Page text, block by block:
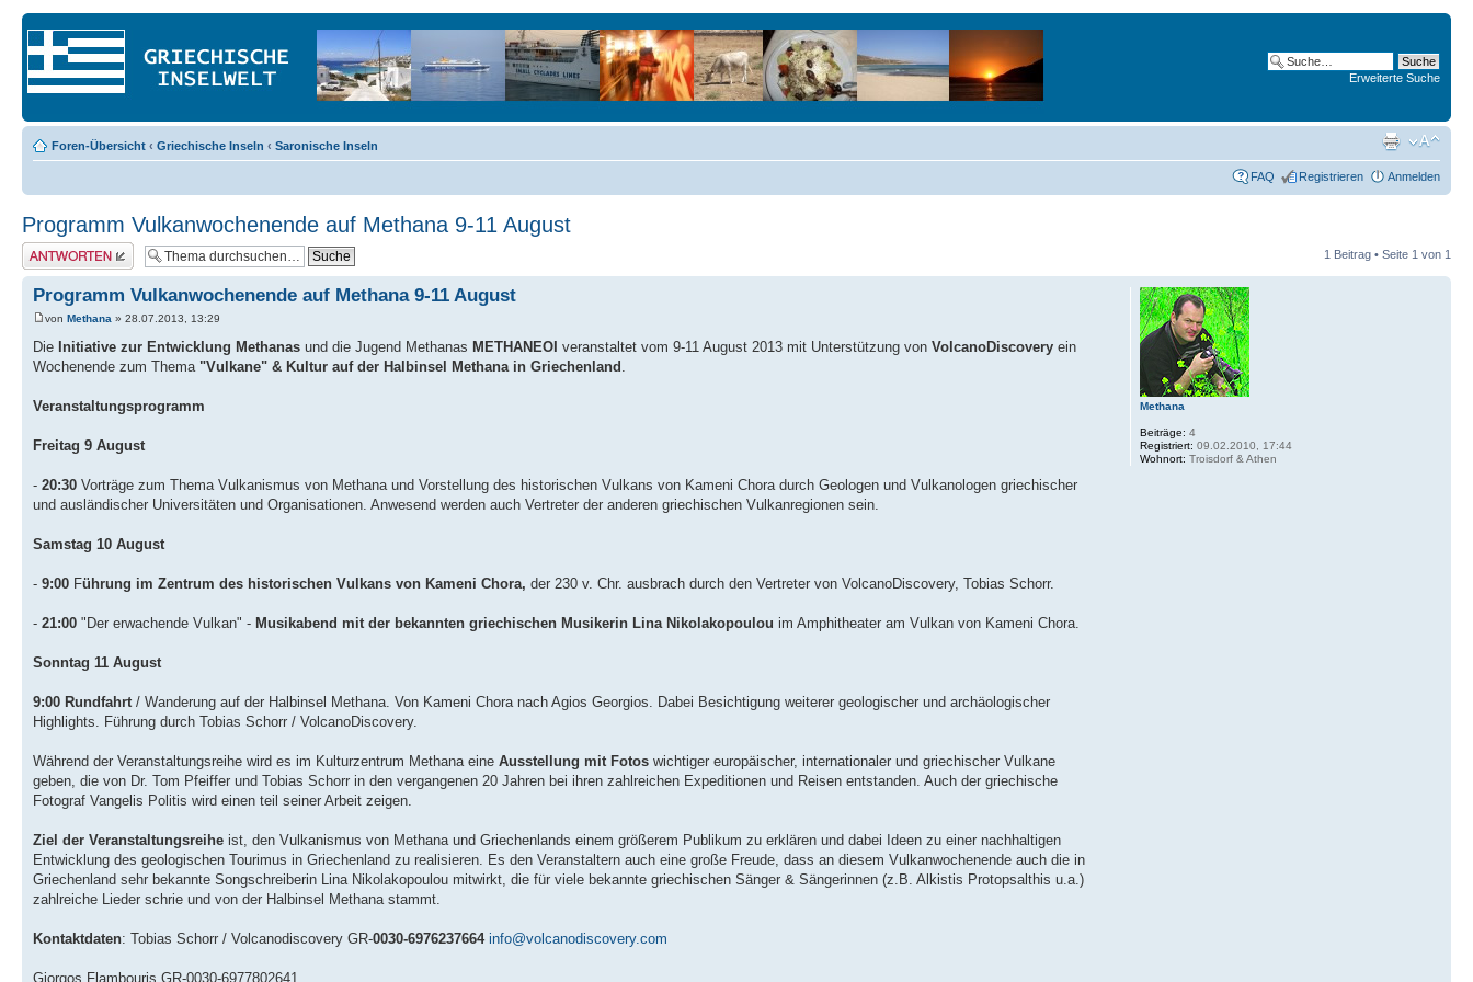
Erweiterte Suche
Foren-Übersicht ‹ Griechische Inseln ‹ Saronische Inseln
FAQ Registrieren Anmelden
Programm Vulkanwochenende auf Methana 9-11 August
Antwort erstellen 1 Beitrag • Seite 1 von 1
Programm Vulkanwochenende auf Methana 9-11 August
von Methana » 28.07.2013, 13:29
Die Initiative zur Entwicklung Methanas und die Jugend Methanas METHANEOI veranstaltet vom 9-11 August 2013 mit Unterstützung von VolcanoDiscovery ein
Wochenende zum Thema "Vulkane" & Kultur auf der Halbinsel Methana in Griechenland .
Veranstaltungsprogramm
Freitag 9 August
- 20:30 Vorträge zum Thema Vulkanismus von Methana und Vorstellung des historischen Vulkans von Kameni Chora durch Geologen und Vulkanologen griechischer
und ausländischer Universitäten und Organisationen. Anwesend werden auch Vertreter der anderen griechischen Vulkanregionen sein.
Samstag 10 August
- 9:00 Führung im Zentrum des historischen Vulkans von Kameni Chora, der 230 v. Chr. ausbrach durch den Vertreter von VolcanoDiscovery, Tobias Schorr.
- 21:00 "Der erwachende Vulkan" - Musikabend mit der bekannten griechischen Musikerin Lina Nikolakopoulou im Amphitheater am Vulkan von Kameni Chora.
Sonntag 11 August
9:00 Rundfahrt / Wanderung auf der Halbinsel Methana. Von Kameni Chora nach Agios Georgios. Dabei Besichtigung weiterer geologischer und archäologischer
Highlights. Führung durch Tobias Schorr / VolcanoDiscovery.
Während der Veranstaltungsreihe wird es im Kulturzentrum Methana eine Ausstellung mit Fotos wichtiger europäischer, internationaler und griechischer Vulkane
geben, die von Dr. Tom Pfeiffer und Tobias Schorr in den vergangenen 20 Jahren bei ihren zahlreichen Expeditionen und Reisen entstanden. Auch der griechische
Fotograf Vangelis Politis wird einen teil seiner Arbeit zeigen.
Ziel der Veranstaltungsreihe ist, den Vulkanismus von Methana und Griechenlands einem größerem Publikum zu erklären und dabei Ideen zu einer nachhaltigen
Entwicklung des geologischen Tourimus in Griechenland zu realisieren. Es den Veranstaltern auch eine große Freude, dass an diesem Vulkanwochenende auch die in
Griechenland sehr bekannte Songschreiberin Lina Nikolakopoulou mitwirkt, die für viele bekannte griechischen Sänger & Sängerinnen (z.B. Alkistis Protopsalthis u.a.)
zahlreiche Lieder schrie und von der Halbinsel Methana stammt.
Kontaktdaten: Tobias Schorr / Volcanodiscovery GR-0030-6976237664 info@volcanodiscovery.com
Giorgos Flambouris GR-0030-6977802641
Methana
Beiträge: 4
Registriert: 09.02.2010, 17:44
Wohnort: Troisdorf & Athen